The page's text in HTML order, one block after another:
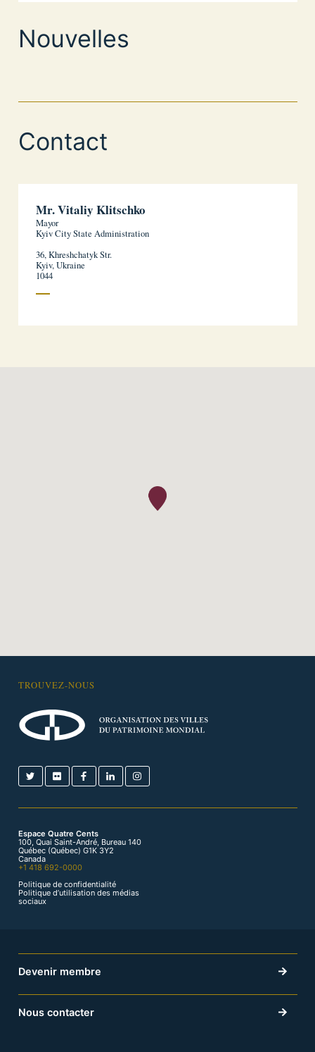
Nouvelles
Contact
Mr. Vitaliy Klitschko
Mayor
Kyiv City State Administration
36, Khreshchatyk Str.
Kyiv, Ukraine
1044
TROUVEZ-NOUS
Espace Quatre Cents
100, Quai Saint-André, Bureau 140
Québec (Québec) G1K 3Y2
Canada
+1 418 692-0000
Politique de confidentialité
Politique d’utilisation des médias
sociaux
Devenir membre
Nous contacter